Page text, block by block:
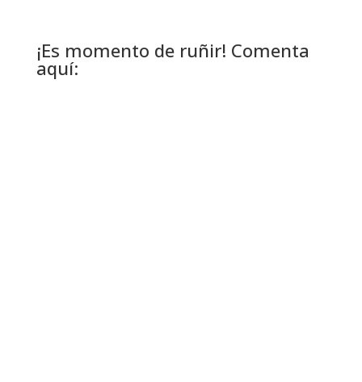
¡Es momento de ruñir! Comenta
aquí: